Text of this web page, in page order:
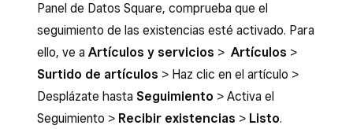
Panel de Datos Square, comprueba que el
seguimiento de las existencias esté activado. Para
ello, ve a Artículos y servicios > Artículos >
Surtido de artículos > Haz clic en el artículo >
Desplázate hasta Seguimiento > Activa el
Seguimiento > Recibir existencias > Listo.